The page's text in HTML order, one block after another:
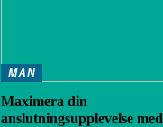
MAN
Maximera din
anslutningsupplevelse med